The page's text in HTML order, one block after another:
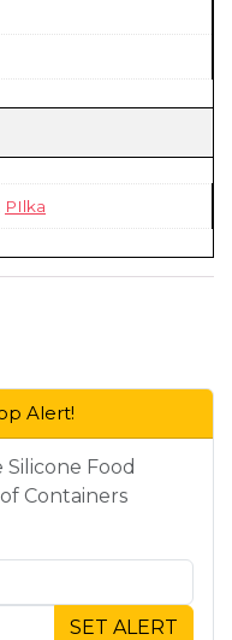
PIlka
Alert!
Food
Containers
SET ALERT